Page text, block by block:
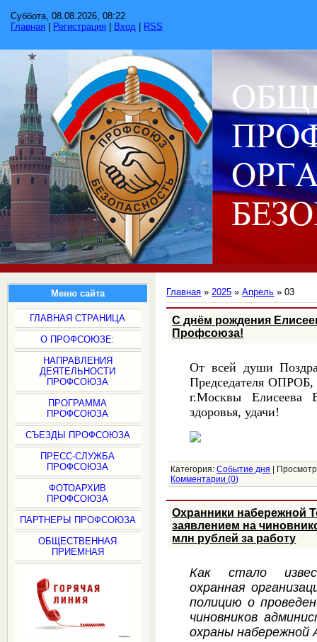
Суббота, 08.08.2026, 08:22
Главная
Регистрация Вход RSS
Меню сайта
ГЛАВНАЯ СТРАНИЦА
О ПРОФСОЮЗЕ:
НАПРАВЛЕНИЯ
ДЕЯТЕЛЬНОСТИ
ПРОФСОЮЗА
ПРОГРАММА
ПРОФСОЮЗА
СЪЕЗДЫ ПРОФСОЮЗА
ПРЕСС-СЛУЖБА
ПРОФСОЮЗА
ФОТОАРХИВ
ПРОФСОЮЗА
ПАРТНЕРЫ ПРОФСОЮЗА
ОБЩЕСТВЕННАЯ
ПРИЕМНАЯ
Главная »2025 » Апрель » 03
C днём рождения
Профсоюза!
От всей души
Председателя ОПРОБ,
г.Москвы Елисеева
здоровья, удачи!
Категория: Событие дня |
Комментарии (0)
Охранники набережной
заявлением на
млн рублей за работу
Как стало
охранная
полицию о
чиновников
охраны набережной